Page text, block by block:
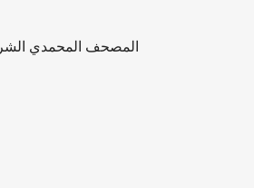
المصحف المحمدي